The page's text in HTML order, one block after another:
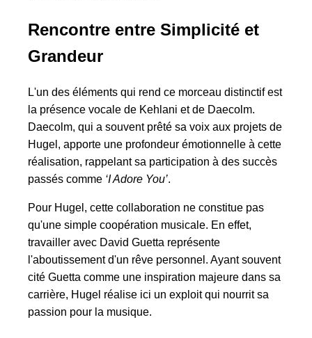
Rencontre entre Simplicité et
Grandeur
L'un des éléments qui rend ce morceau distinctif est
la présence vocale de Kehlani et de Daecolm.
Daecolm, qui a souvent prêté sa voix aux projets de
Hugel, apporte une profondeur émotionnelle à cette
réalisation, rappelant sa participation à des succès
passés comme ‘I Adore You’.
Pour Hugel, cette collaboration ne constitue pas
qu'une simple coopération musicale. En effet,
travailler avec David Guetta représente
l'aboutissement d'un rêve personnel. Ayant souvent
cité Guetta comme une inspiration majeure dans sa
carrière, Hugel réalise ici un exploit qui nourrit sa
passion pour la musique.